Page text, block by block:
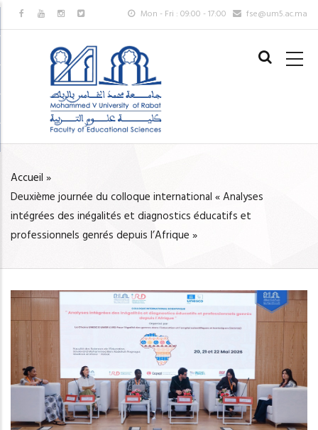
Aller
au
principal
Mon - Fri : 09:00 - 17:00 fse@um5.ac.ma
MAIN
FIL
D'ARIANE
Accueil »
Deuxième journée du colloque international « Analyses
intégrées des inégalités et diagnostics éducatifs et
professionnels genrés depuis l’Afrique »